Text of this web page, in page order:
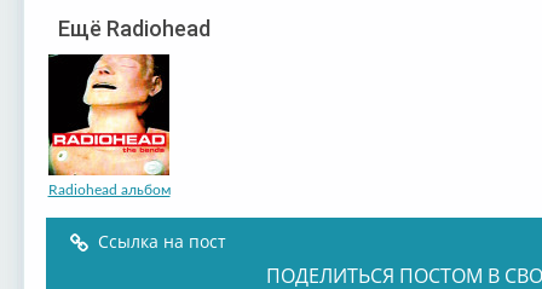
Eщё Radiohead
Radiohead альбом
Ссылка на пост
ПОДЕЛИТЬСЯ ПОСТОМ В